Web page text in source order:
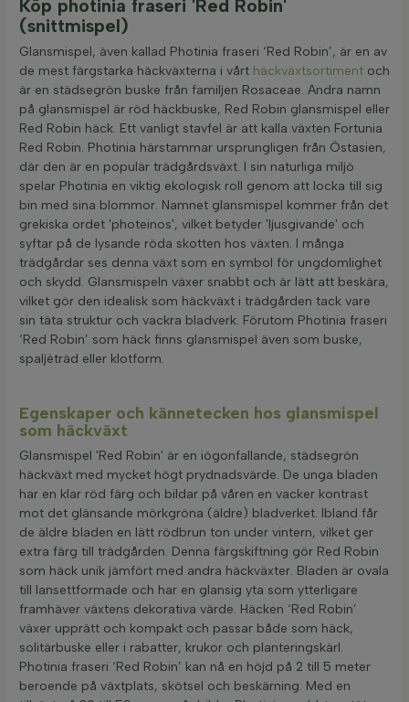
Köp photinia fraseri 'Red Robin'
(snittmispel)
Glansmispel, även kallad Photinia fraseri ‘Red Robin’, är en av
de mest färgstarka häckväxterna i vårt häckväxtsortiment och
är en städsegrön buske från familjen Rosaceae. Andra namn
på glansmispel är röd häckbuske, Red Robin glansmispel eller
Red Robin häck. Ett vanligt stavfel är att kalla växten Fortunia
Red Robin. Photinia härstammar ursprungligen från Östasien,
där den är en populär trädgårdsväxt. I sin naturliga miljö
spelar Photinia en viktig ekologisk roll genom att locka till sig
bin med sina blommor. Namnet glansmispel kommer från det
grekiska ordet 'photeinos', vilket betyder 'ljusgivande' och
syftar på de lysande röda skotten hos växten. I många
trädgårdar ses denna växt som en symbol för ungdomlighet
och skydd. Glansmispeln växer snabbt och är lätt att beskära,
vilket gör den idealisk som häckväxt i trädgården tack vare
sin täta struktur och vackra bladverk. Förutom Photinia fraseri
‘Red Robin’ som häck finns glansmispel även som buske,
spaljéträd eller klotform.
Egenskaper och kännetecken hos glansmispel
som häckväxt
Glansmispel 'Red Robin' är en iögonfallande, städsegrön
häckväxt med mycket högt prydnadsvärde. De unga bladen
har en klar röd färg och bildar på våren en vacker kontrast
mot det glänsande mörkgröna (äldre) bladverket. Ibland får
de äldre bladen en lätt rödbrun ton under vintern, vilket ger
extra färg till trädgården. Denna färgskiftning gör Red Robin
som häck unik jämfört med andra häckväxter. Bladen är ovala
till lansettformade och har en glansig yta som ytterligare
framhäver växtens dekorativa värde. Häcken ‘Red Robin’
växer upprätt och kompakt och passar både som häck,
solitärbuske eller i rabatter, krukor och planteringskärl.
Photinia fraseri ‘Red Robin’ kan nå en höjd på 2 till 5 meter
beroende på växtplats, skötsel och beskärning. Med en